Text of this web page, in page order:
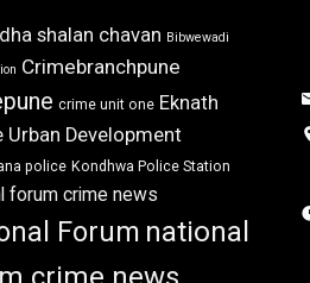
shalan chavan Bibwewadi
Crimebranchpune
crime unit one Eknath
Urban Development
police Kondhwa Police Station
forum crime news
Forum national